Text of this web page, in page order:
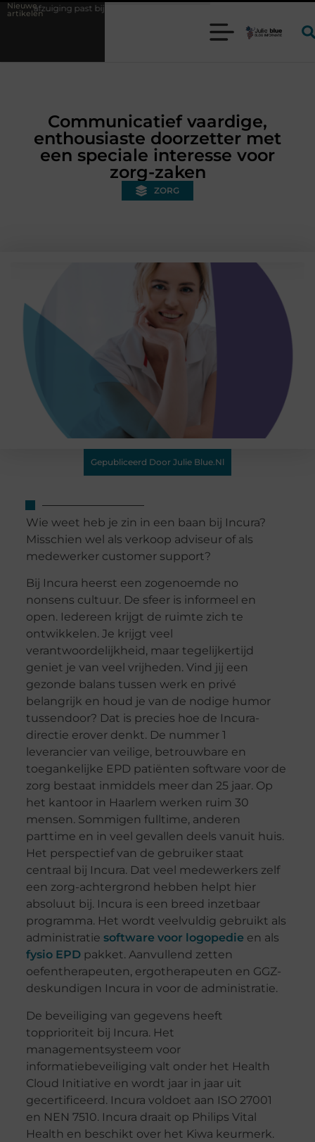
Nieuwe
artikelen
bij uw productieproces?
Communicatief vaardige,
enthousiaste doorzetter met
een speciale interesse voor
zorg-zaken
ZORG
Gepubliceerd Door Julie Blue.nl
Wie weet heb je zin in een baan bij Incura?
Misschien wel als verkoop adviseur of als
medewerker customer support?
Bij Incura heerst een zogenoemde no
nonsens cultuur. De sfeer is informeel en
open. Iedereen krijgt de ruimte zich te
ontwikkelen. Je krijgt veel
verantwoordelijkheid, maar tegelijkertijd
geniet je van veel vrijheden. Vind jij een
gezonde balans tussen werk en privé
belangrijk en houd je van de nodige humor
tussendoor? Dat is precies hoe de Incura-
directie erover denkt. De nummer 1
leverancier van veilige, betrouwbare en
toegankelijke EPD patiënten software voor de
zorg bestaat inmiddels meer dan 25 jaar. Op
het kantoor in Haarlem werken ruim 30
mensen. Sommigen fulltime, anderen
parttime en in veel gevallen deels vanuit huis.
Het perspectief van de gebruiker staat
centraal bij Incura. Dat veel medewerkers zelf
een zorg-achtergrond hebben helpt hier
absoluut bij. Incura is een breed inzetbaar
programma. Het wordt veelvuldig gebruikt als
administratie software voor logopedie en als
fysio EPDpakket. Aanvullend zetten
oefentherapeuten, ergotherapeuten en GGZ-
deskundigen Incura in voor de administratie.
De beveiliging van gegevens heeft
topprioriteit bij Incura. Het
managementsysteem voor
informatiebeveiliging valt onder het Health
Cloud Initiative en wordt jaar in jaar uit
gecertificeerd. Incura voldoet aan ISO 27001
en NEN 7510. Incura draait op Philips Vital
Health en beschikt over het Kiwa keurmerk.